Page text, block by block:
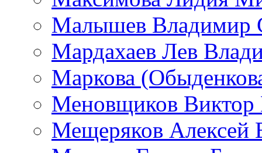
Малышев Владимир
Мардахаев Лев
Маркова
Меновщиков
Мещеряков Алексей